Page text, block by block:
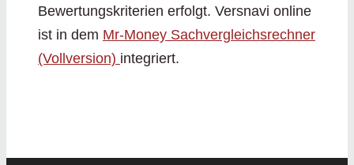
Bewertungskriterien erfolgt. Versnavi online
ist in dem Mr-Money Sachvergleichsrechner
(Vollversion) integriert.